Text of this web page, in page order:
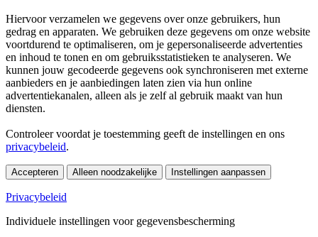
Hiervoor verzamelen we gegevens over onze gebruikers, hun
gedrag en apparaten. We gebruiken deze gegevens om onze website
voortdurend te optimaliseren, om je gepersonaliseerde advertenties
en inhoud te tonen en om gebruiksstatistieken te analyseren. We
kunnen jouw gecodeerde gegevens ook synchroniseren met externe
aanbieders en je aanbiedingen laten zien via hun online
advertentiekanalen, alleen als je zelf al gebruik maakt van hun
diensten.
Controleer voordat je toestemming geeft de instellingen en ons
privacybeleid.
Accepteren Alleen noodzakelijke Instellingen aanpassen
Privacybeleid
Individuele instellingen voor gegevensbescherming